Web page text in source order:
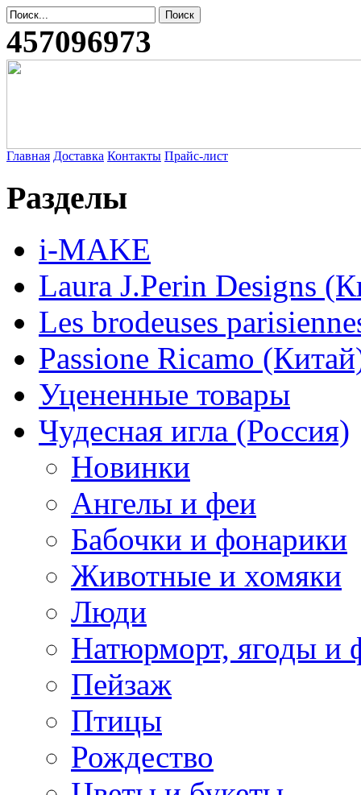
457096973
Главная Доставка Контакты Прайс-лист
Разделы
i-MAKE
Laura J.Perin Designs
Les brodeuses
Passione Ricamo
Уцененные товары
Чудесная игла (Россия)
Новинки
Ангелы и феи
Бабочки и фонарики
Животные и хомяки
Люди
Натюрморт, ягоды и
Пейзаж
Птицы
Рождество